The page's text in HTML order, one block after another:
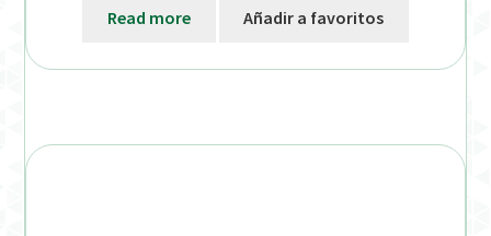
Read more Añadir a favoritos